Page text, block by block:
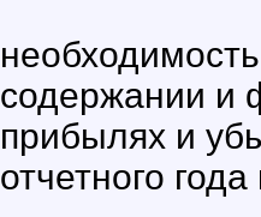
содержании и
прибылях и
отчетного